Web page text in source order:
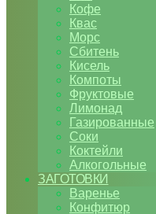
Кофе
Квас
Морс
Сбитень
Кисель
Компоты
Фруктовые
Лимонад
Газированные
Соки
Коктейли
Алкогольные
ЗАГОТОВКИ
Варенье
Конфитюр